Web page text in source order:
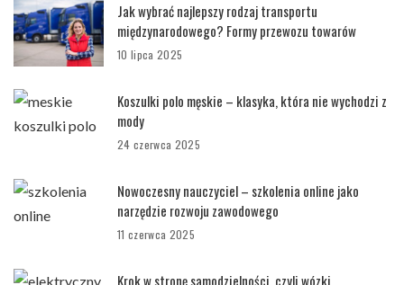
Jak wybrać najlepszy rodzaj transportu
międzynarodowego? Formy przewozu towarów
10 lipca 2025
Koszulki polo męskie – klasyka, która nie wychodzi z
mody
24 czerwca 2025
Nowoczesny nauczyciel – szkolenia online jako
narzędzie rozwoju zawodowego
11 czerwca 2025
Krok w stronę samodzielności, czyli wózki